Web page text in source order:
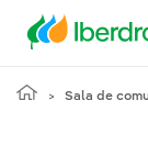
Sala de